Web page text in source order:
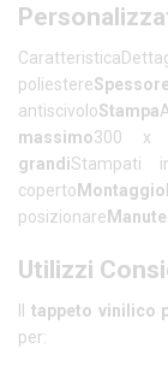
poliestereSpessore
antiscivoloStampa
massimo300 x
grandiStampati
coperto Montaggio
posizionare
Utilizzi
tappeto vinilico
per: